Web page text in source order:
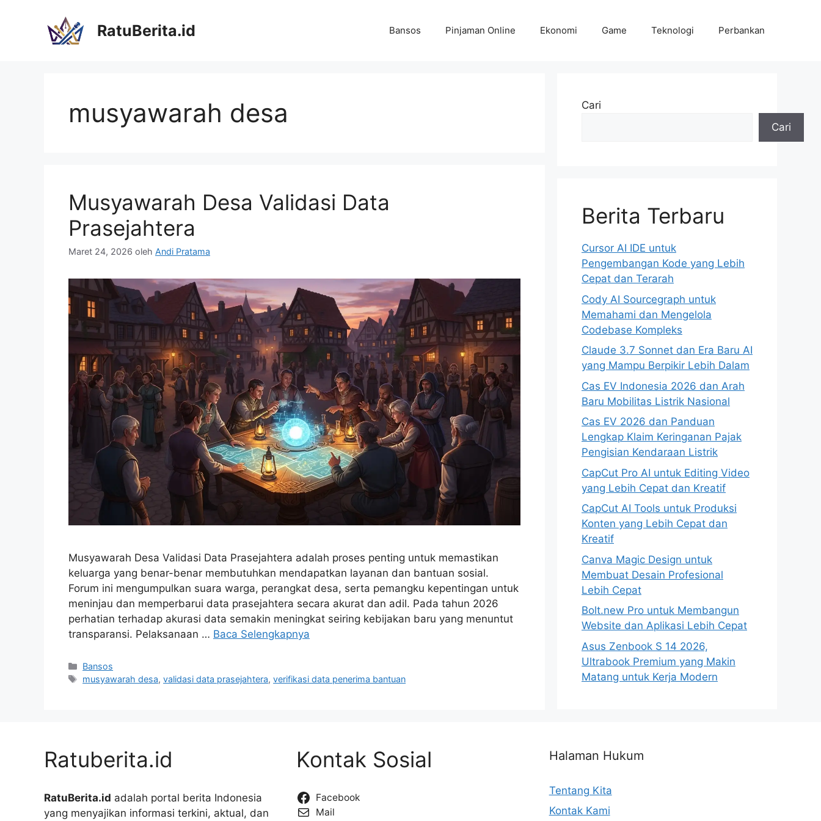
RatuBerita.id Bansos Pinjaman Online Ekonomi Game Teknologi Perbankan
musyawarah desa
Musyawarah Desa Validasi Data
Prasejahtera
Maret 24, 2026 oleh Andi Pratama
Musyawarah Desa Validasi Data Prasejahtera adalah proses penting untuk memastikan
keluarga yang benar-benar membutuhkan mendapatkan layanan dan bantuan sosial.
Forum ini mengumpulkan suara warga, perangkat desa, serta pemangku kepentingan untuk
meninjau dan memperbarui data prasejahtera secara akurat dan adil. Pada tahun 2026
perhatian terhadap akurasi data semakin meningkat seiring kebijakan baru yang menuntut
transparansi. Pelaksanaan … Baca Selengkapnya
Kategori
Bansos
Tag
musyawarah desa,validasi data prasejahtera,verifikasi data penerima bantuan
Cari
Cari
Berita Terbaru
Cursor AI IDE untuk
Pengembangan Kode yang Lebih
Cepat dan Terarah
Cody AI Sourcegraph untuk
Memahami dan Mengelola
Codebase Kompleks
Claude 3.7 Sonnet dan Era Baru AI
yang Mampu Berpikir Lebih Dalam
Cas EV Indonesia 2026 dan Arah
Baru Mobilitas Listrik Nasional
Cas EV 2026 dan Panduan
Lengkap Klaim Keringanan Pajak
Pengisian Kendaraan Listrik
CapCut Pro AI untuk Editing Video
yang Lebih Cepat dan Kreatif
CapCut AI Tools untuk Produksi
Konten yang Lebih Cepat dan
Kreatif
Canva Magic Design untuk
Membuat Desain Profesional
Lebih Cepat
Bolt.new Pro untuk Membangun
Website dan Aplikasi Lebih Cepat
Asus Zenbook S 14 2026,
Ultrabook Premium yang Makin
Matang untuk Kerja Modern
Ratuberita.id
RatuBerita.id adalah portal berita Indonesia
yang menyajikan informasi terkini, aktual, dan
Kontak Sosial
Facebook
Mail
Halaman Hukum
Tentang Kita
Kontak Kami